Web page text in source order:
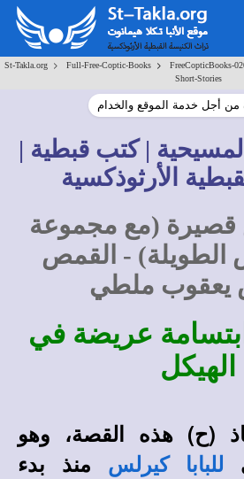
St-Takla.org > Full-Free-Coptic-Books > FreeCopticBooks-
Short-Stories
من أجل خدمة الموقع والخدام
| كتب قبطية |
الأرثوذكسية
(مع مجموعة
- القمص
يعقوب ملطي
عريضة في
الهيكل
(ح) هذه القصة، وهو
للبابا كيرلس
منذ بدء